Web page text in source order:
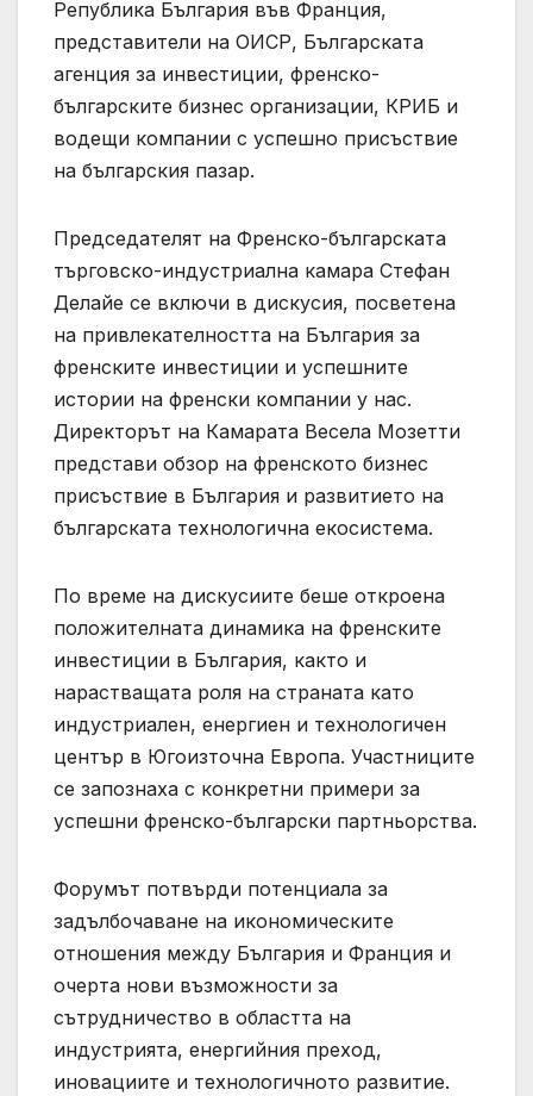
Република България във Франция,
представители на ОИСР, Българската
агенция за инвестиции, френско-
българските бизнес организации, КРИБ и
водещи компании с успешно присъствие
на българския пазар.
Председателят на Френско-българската
търговско-индустриална камара Стефан
Делайе се включи в дискусия, посветена
на привлекателността на България за
френските инвестиции и успешните
истории на френски компании у нас.
Директорът на Камарата Весела Мозетти
представи обзор на френското бизнес
присъствие в България и развитието на
българската технологична екосистема.
По време на дискусиите беше откроена
положителната динамика на френските
инвестиции в България, както и
нарастващата роля на страната като
индустриален, енергиен и технологичен
център в Югоизточна Европа. Участниците
се запознаха с конкретни примери за
успешни френско-български партньорства.
Форумът потвърди потенциала за
задълбочаване на икономическите
отношения между България и Франция и
очерта нови възможности за
сътрудничество в областта на
индустрията, енергийния преход,
иновациите и технологичното развитие.